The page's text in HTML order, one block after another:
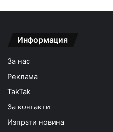
Информация
За нас
Реклама
TakTak
За контакти
Изпрати новина